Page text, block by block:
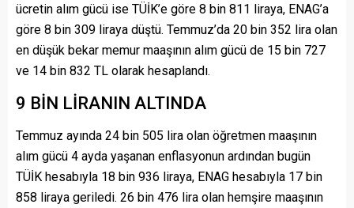
ücretin alım gücü ise TÜİK’e göre 8 bin 811 liraya, ENAG’a
göre 8 bin 309 liraya düştü. Temmuz’da 20 bin 352 lira olan
en düşük bekar memur maaşının alım gücü de 15 bin 727
ve 14 bin 832 TL olarak hesaplandı.
9 BİN LİRANIN ALTINDA
Temmuz ayında 24 bin 505 lira olan öğretmen maaşının
alım gücü 4 ayda yaşanan enflasyonun ardından bugün
TÜİK hesabıyla 18 bin 936 liraya, ENAG hesabıyla 17 bin
858 liraya geriledi. 26 bin 476 lira olan hemşire maaşının